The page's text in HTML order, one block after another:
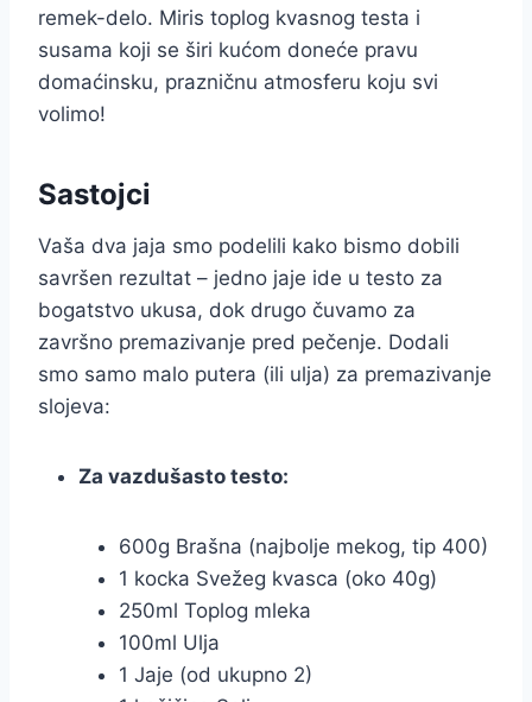
remek-delo. Miris toplog kvasnog testa i
susama koji se širi kućom doneće pravu
domaćinsku, prazničnu atmosferu koju svi
volimo!
Sastojci
Vaša dva jaja smo podelili kako bismo dobili
savršen rezultat – jedno jaje ide u testo za
bogatstvo ukusa, dok drugo čuvamo za
završno premazivanje pred pečenje. Dodali
smo samo malo putera (ili ulja) za premazivanje
slojeva:
Za vazdušasto testo:
600g Brašna (najbolje mekog, tip 400)
1 kocka Svežeg kvasca (oko 40g)
250ml Toplog mleka
100ml Ulja
1 Jaje (od ukupno 2)